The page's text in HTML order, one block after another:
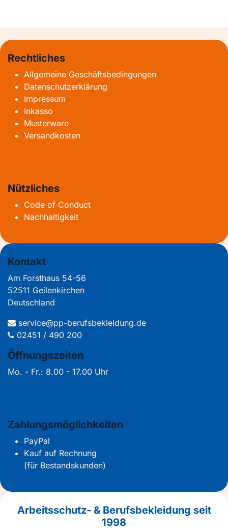
Rechtliches
Allgemeine Geschäftsbedingungen
Datenschutzerklärung
Impressum
Inkasso
Musterware
Versandkosten
Nützliches
Code of Conduct
Nachhaltigkeit
Kontakt
Am Forsthaus 54-56
52511 Geilenkirchen
Deutschland
service@pp-berufsbekleidung.de
02451 / 490 200
Öffnungszeiten
Mo. - Fr.: 8.00 - 17.00 Uhr
Zahlungsmöglichkeiten
PayPal
Kauf auf Rechnung
(für Bestandskunden)
Arbeitsschutz- & Berufsbekleidung seit
1998